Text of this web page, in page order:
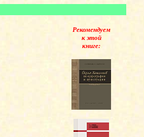
Рекомендуем
к этой
книге: